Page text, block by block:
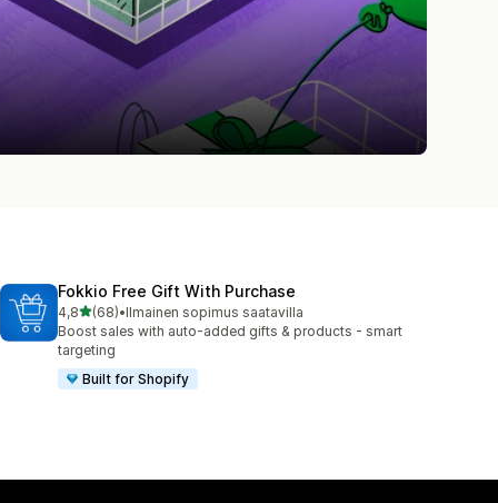
Fokkio Free Gift With Purchase
4,8/ 5 tähteä
(68)
68 arvostelua yhteensä
•Ilmainen sopimus saatavilla
Boost sales with auto-added gifts & products - smart
targeting
Built for Shopify